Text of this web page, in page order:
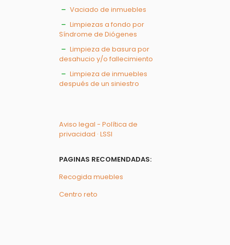
Vaciado de inmuebles
Limpiezas a fondo por
Síndrome de Diógenes
Limpieza de basura por
desahucio y/o fallecimiento
Limpieza de inmuebles
después de un siniestro
Aviso legal - Política de
privacidad · LSSI
PAGINAS RECOMENDADAS:
Recogida muebles
Centro reto